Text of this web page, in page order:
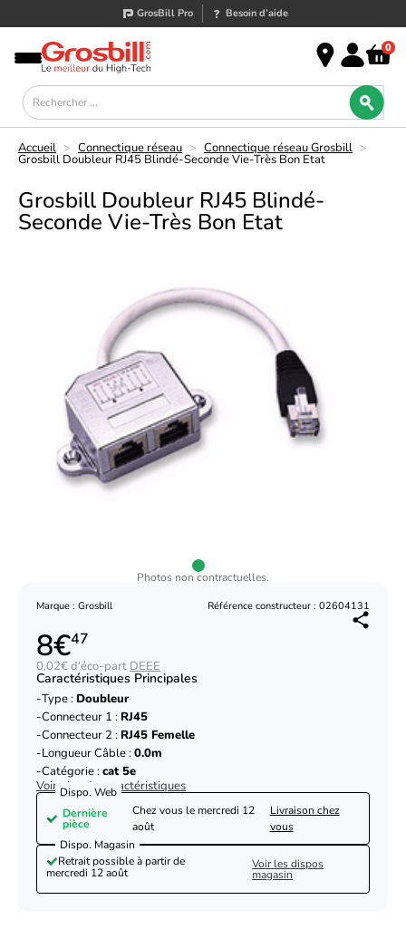
GrosBill Pro Besoin d’aide
0
Accueil > Connectique réseau > Connectique réseau Grosbill >
Grosbill Doubleur RJ45 Blindé-Seconde Vie-Très Bon Etat
Grosbill Doubleur RJ45 Blindé-
Seconde Vie-Très Bon Etat
Photos non contractuelles.
Marque : Grosbill Référence constructeur : 02604131
8€47
0,02€ d'éco-part DEEE
Caractéristiques Principales
Type : Doubleur
Connecteur 1 : RJ45
Connecteur 2 : RJ45 Femelle
Longueur Câble :0.0m
Catégorie :cat 5e
Voir plus de caractéristiques
Dispo. Web
Dernière
pièce
Chez vous le mercredi 12
août
Livraison chez
vous
Dispo. Magasin
Retrait possible à partir de
mercredi 12 août
Voir les dispos
magasin